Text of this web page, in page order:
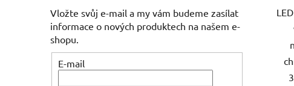
Vložte svůj e-mail a my vám budeme zasílat
informace o nových produktech na našem e-
shopu.
E-mail